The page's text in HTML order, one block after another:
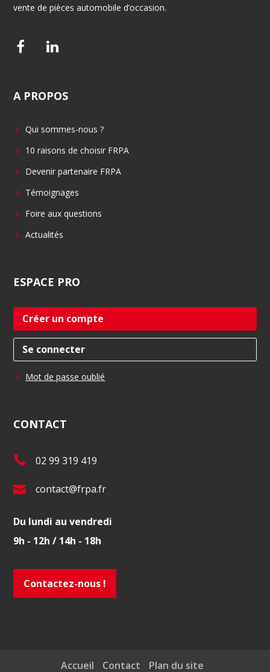
vente de pièces automobile d’occasion.
F
e
o
o
L
k
d
i
A PROPOS
Qui sommes-nous ?
10 raisons de choisir FRPA
Devenir partenaire FRPA
Témoignages
Foire aux questions
Actualités
ESPACE PRO
Créer un compte
Se connecter
Mot de passe oublié
CONTACT
T
l
.
:
02 99 319 419
E
m
a
:
contact@frpa.fr
Du lundi au vendredi
9h - 12h / 14h - 18h
Contactez-nous !
Accueil Contact Plan du site